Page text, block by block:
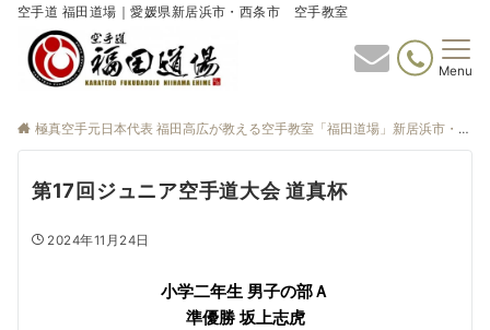
空手道 福田道場｜愛媛県新居浜市・西条市 空手教室
Menu
極真空手元日本代表 福田高広が教える空手教室「福田道場」新居浜市・西条市
第17回ジュニア空手道大会 道真杯
2024年11月24日
小学二年生 男子の部Ａ
準優勝 坂上志虎